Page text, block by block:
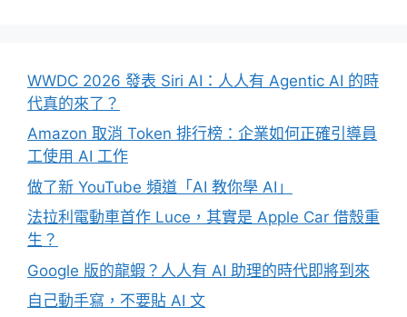
WWDC 2026 發表 Siri AI：人人有 Agentic AI 的時
代真的來了？
Amazon 取消 Token 排行榜：企業如何正確引導員
工使用 AI 工作
做了新 YouTube 頻道「AI 教你學 AI」
法拉利電動車首作 Luce，其實是 Apple Car 借殼重
生？
Google 版的龍蝦？人人有 AI 助理的時代即將到來
自己動手寫，不要貼 AI 文